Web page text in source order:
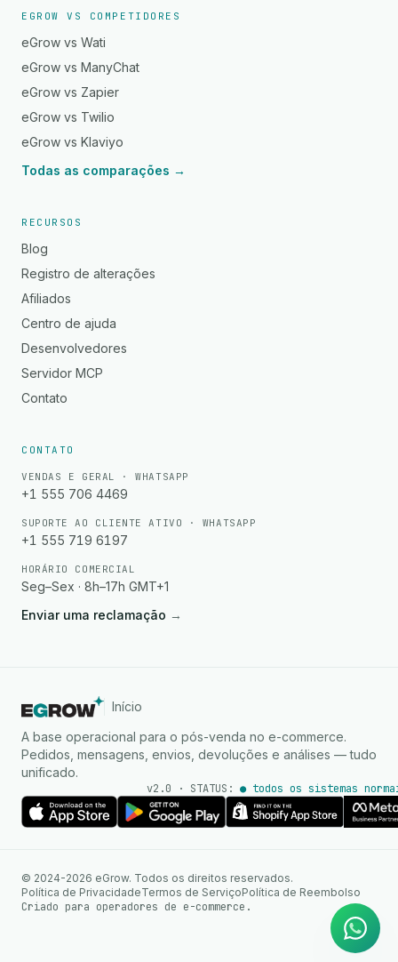
EGROW VS COMPETIDORES
eGrow vs Wati
eGrow vs ManyChat
eGrow vs Zapier
eGrow vs Twilio
eGrow vs Klaviyo
Todas as comparações →
RECURSOS
Blog
Registro de alterações
Afiliados
Centro de ajuda
Desenvolvedores
Servidor MCP
Contato
CONTATO
VENDAS E GERAL · WHATSAPP
+1 555 706 4469
SUPORTE AO CLIENTE ATIVO · WHATSAPP
+1 555 719 6197
HORÁRIO COMERCIAL
Seg–Sex · 8h–17h GMT+1
Enviar uma reclamação →
Início
A base operacional para o pós-venda no e-commerce.
Pedidos, mensagens, envios, devoluções e análises — tudo
unificado.
v2.0 · STATUS: ● todos os sistemas
© 2024-2026 eGrow. Todos os direitos reservados.
Política de PrivacidadeTermos de ServiçoPolítica de Reembolso
Criado para operadores de e-commerce.
WhatsApp